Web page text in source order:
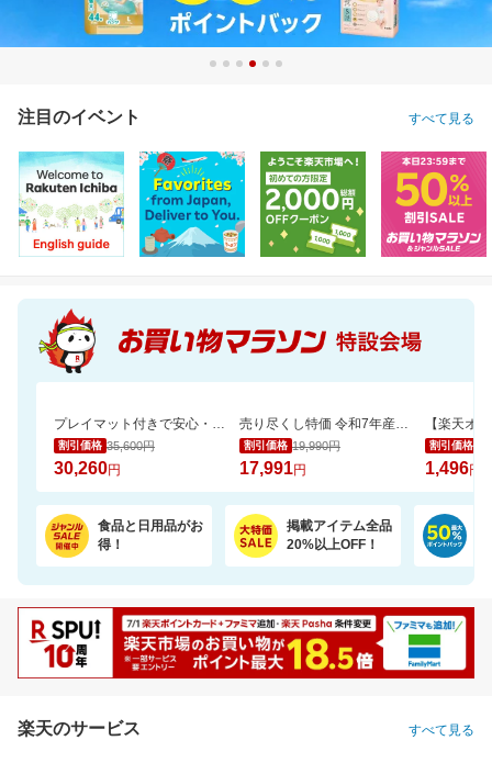
注目のイベント すべて見る
プレイマット付きで安心・快適な遊び空間
割引価格 35,600円
30,260円
売り尽くし特価 令和7年産宮城県産 ひとめぼれ玄米30kg 日本全国送料無料でお届け
割引価格 19,990円
17,991円
割引価格
1,496円
食品と日用品がお
得！
掲載アイテム全品
20%以上OFF！
楽天のサービス すべて見る